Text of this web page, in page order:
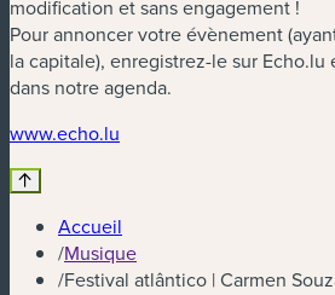
modification et sans engagement !
Pour annoncer votre évènement
la capitale), enregistrez-le sur
dans notre agenda.
www.echo.lu
Accueil
/Musique
/Festival atlântico | Carmen